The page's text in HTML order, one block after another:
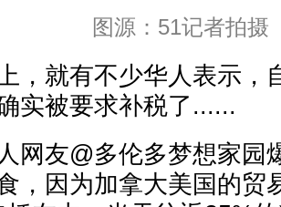
图源：51记者拍摄
，就有不少华人表示，
实被要求补税了......
网友@多伦多梦想家园
，因为加拿大美国的贸